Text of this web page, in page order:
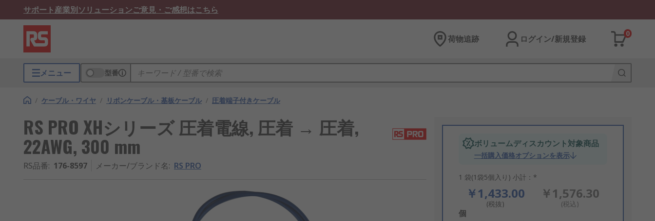
サポート産業別ソリューションご意見・ご感想はこちら
荷物追跡 ログイン/新規登録
0
メニュー 型番
/ ケーブル・ワイヤ / リボンケーブル・基板ケーブル / 圧着端子付きケーブル
RS PRO XHシリーズ 圧着電線, 圧着 → 圧着,
22AWG, 300 mm
RS品番: 176-8597 メーカー/ブランド名: RS PRO
ボリュームディスカウント対象商品
一括購入価格オプションを表示
1 袋(1袋5個入り) 小計：*
￥1,433.00
(税抜)
￥1,576.30
(税込)
Add
個